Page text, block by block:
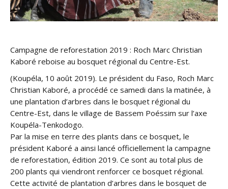
Campagne de reforestation 2019 : Roch Marc Christian
Kaboré reboise au bosquet régional du Centre-Est.
(Koupéla, 10 août 2019). Le président du Faso, Roch Marc
Christian Kaboré, a procédé ce samedi dans la matinée, à
une plantation d’arbres dans le bosquet régional du
Centre-Est, dans le village de Bassem Poéssim sur l’axe
Koupéla-Tenkodogo.
Par la mise en terre des plants dans ce bosquet, le
président Kaboré a ainsi lancé officiellement la campagne
de reforestation, édition 2019. Ce sont au total plus de
200 plants qui viendront renforcer ce bosquet régional.
Cette activité de plantation d’arbres dans le bosquet de